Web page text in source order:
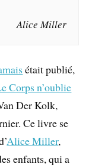
Alice Miller
était publié,
Corps n’oublie
Der Kolk,
Ce livre se
Alice Miller,
enfants, qui a